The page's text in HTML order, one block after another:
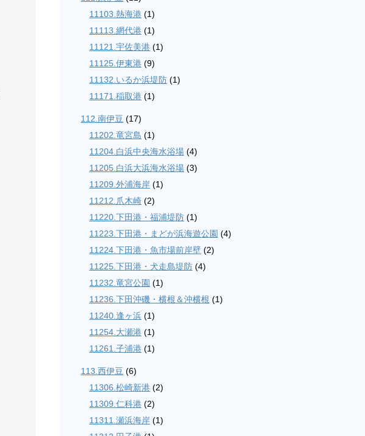
11103.熱海港 (1)
11113.網代港 (1)
11121.宇佐美港 (1)
11125.伊東港 (9)
11132.いるか浜堤防 (1)
11171.稲取港 (1)
112.南伊豆 (17)
11202.竜宮島 (1)
11204.白浜中央海水浴場 (4)
11205.白浜大浜海水浴場 (3)
11209.外浦海岸 (1)
11212.爪木崎 (2)
11220.下田港・福浦堤防 (1)
11223.下田港・まどが浜海遊公園 (4)
11224.下田港・魚市場前岸壁 (2)
11225.下田港・犬走島堤防 (4)
11232.竜宮公園 (1)
11236.下田沖磯・横根＆沖横根 (1)
11240.逢ヶ浜 (1)
11254.大瀬港 (1)
11261.子浦港 (1)
113.西伊豆 (6)
11306.松崎新港 (2)
11309.仁科港 (2)
11311.瀬浜海岸 (1)